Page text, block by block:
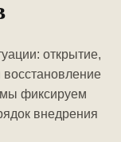
открытие,
фиксируем
внедрения